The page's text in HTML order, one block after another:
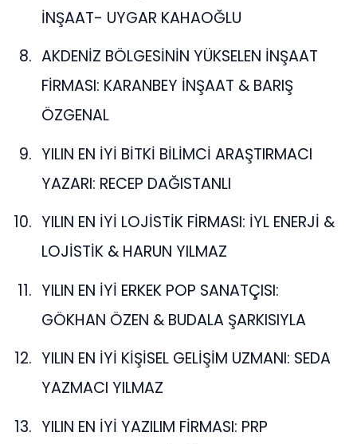
İNŞAAT- UYGAR KAHAOĞLU
AKDENİZ BÖLGESİNİN YÜKSELEN İNŞAAT
FİRMASI: KARANBEY İNŞAAT & BARIŞ
ÖZGENAL
YILIN EN İYİ BİTKİ BİLİMCİ ARAŞTIRMACI
YAZARI: RECEP DAĞISTANLI
YILIN EN İYİ LOJİSTİK FİRMASI: İYL ENERJİ &
LOJİSTİK & HARUN YILMAZ
YILIN EN İYİ ERKEK POP SANATÇISI:
GÖKHAN ÖZEN & BUDALA ŞARKISIYLA
YILIN EN İYİ KİŞİSEL GELİŞİM UZMANI: SEDA
YAZMACI YILMAZ
YILIN EN İYİ YAZILIM FİRMASI: PRP